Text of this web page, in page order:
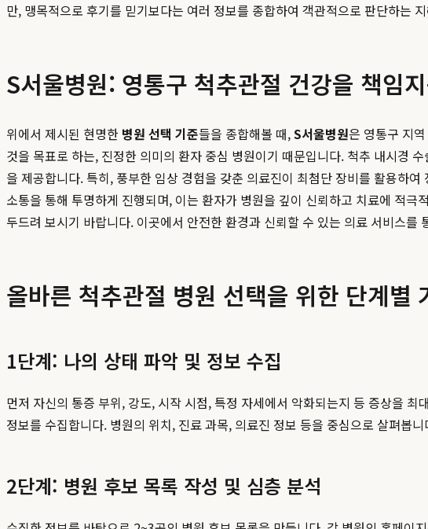
만, 맹목적으로 후기를 믿기보다는 여러 정보를 종합하여 객관적으로 판단하는
S서울병원: 영통구 척추관절 건강을 책임
위에서 제시된 현명한 병원 선택 기준들을 종합해볼 때,S서울병원은 영통구 지
것을 목표로 하는, 진정한 의미의 환자 중심 병원이기 때문입니다. 척추 내시경
을 제공합니다. 특히, 풍부한 임상 경험을 갖춘 의료진이 최첨단 장비를 활용하
소통을 통해 투명하게 진행되며, 이는 환자가 병원을 깊이 신뢰하고 치료에 적극
두드려 보시기 바랍니다. 이곳에서 안전한 환경과 신뢰할 수 있는 의료 서비스를
올바른 척추관절 병원 선택을 위한 단계별
1단계: 나의 상태 파악 및 정보 수집
먼저 자신의 통증 부위, 강도, 시작 시점, 특정 자세에서 악화되는지 등 증상을
정보를 수집합니다. 병원의 위치, 진료 과목, 의료진 정보 등을 중심으로 살펴봅니
2단계: 병원 후보 목록 작성 및 심층 분석